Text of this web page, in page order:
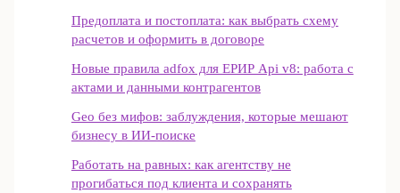
Предоплата и постоплата: как выбрать схему
расчетов и оформить в договоре
Новые правила adfox для ЕРИР Api v8: работа с
актами и данными контрагентов
Geo без мифов: заблуждения, которые мешают
бизнесу в ИИ‑поиске
Работать на равных: как агентству не
прогибаться под клиента и сохранять